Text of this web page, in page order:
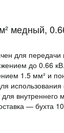
медный,
для передачи
до 0.66
1.5 мм² и
внутреннего
— бухта